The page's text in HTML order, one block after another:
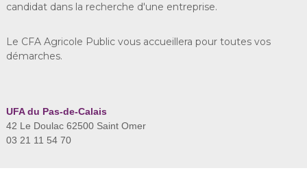
candidat dans la recherche d'une entreprise.
Le CFA Agricole Public vous accueillera pour toutes vos
démarches.
UFA du Pas-de-Calais
42 Le Doulac 62500 Saint Omer
03 21 11 54 70